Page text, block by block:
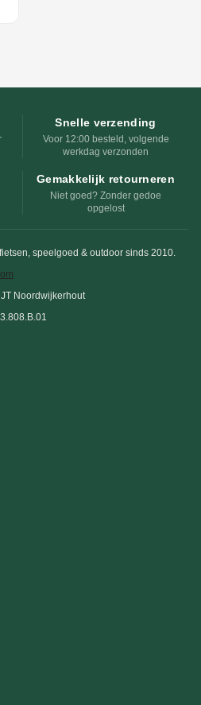
Snelle verzending
Voor 12:00 besteld, volgende
werkdag verzonden
Gemakkelijk retourneren
Niet goed? Zonder gedoe
opgelost
speelgoed & outdoor sinds 2010.
Noordwijkerhout